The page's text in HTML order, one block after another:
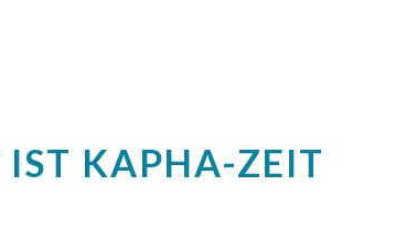
KAPHA-ZEIT